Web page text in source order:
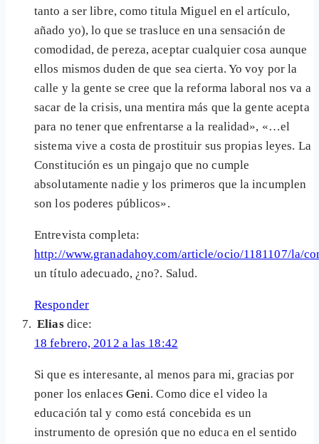
tanto a ser libre, como titula Miguel en el artículo,
añado yo), lo que se trasluce en una sensación de
comodidad, de pereza, aceptar cualquier cosa aunque
ellos mismos duden de que sea cierta. Yo voy por la
calle y la gente se cree que la reforma laboral nos va a
sacar de la crisis, una mentira más que la gente acepta
para no tener que enfrentarse a la realidad», «…el
sistema vive a costa de prostituir sus propias leyes. La
Constitución es un pingajo que no cumple
absolutamente nadie y los primeros que la incumplen
son los poderes públicos».
Entrevista completa:
http://www.granadahoy.com/article/ocio/1181107/la/
un título adecuado, ¿no?. Salud.
Responder
Elias dice:
18 febrero, 2012 a las 18:42
Si que es interesante, al menos para mi, gracias por
poner los enlaces Geni. Como dice el video la
educación tal y como está concebida es un
instrumento de opresión que no educa en el sentido